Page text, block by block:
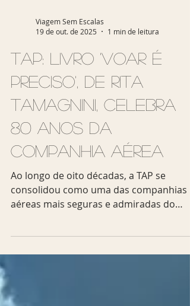
19 de out. de 2025
1 min de leitura
TAP: livro 'Voar é
preciso', de Rita
Tamagnini, celebra
80 anos da
companhia aérea
Ao longo de oito décadas, a TAP se
consolidou como uma das companhias
como Companhia Aérea Líder da Europa
também com o MICE Award de Melhor